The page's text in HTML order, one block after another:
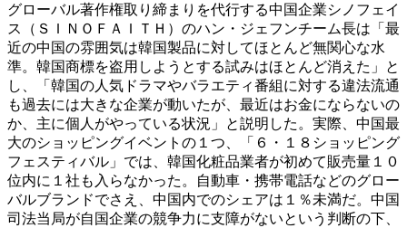
グローバル著作権取り締まりを代行する中国企業シノフェイ
ス（ＳＩＮＯＦＡＩＴＨ）のハン・ジェフンチーム長は「最
近の中国の雰囲気は韓国製品に対してほとんど無関心な水
準。韓国商標を盗用しようとする試みはほとんど消えた」と
し、「韓国の人気ドラマやバラエティ番組に対する違法流通
も過去には大きな企業が動いたが、最近はお金にならないの
か、主に個人がやっている状況」と説明した。実際、中国最
大のショッピングイベントの１つ、「６・１８ショッピング
フェスティバル」では、韓国化粧品業者が初めて販売量１０
位内に１社も入らなかった。自動車・携帯電話などのグロー
バルブランドでさえ、中国内でのシェアは１％未満だ。中国
司法当局が自国企業の競争力に支障がないという判断の下、